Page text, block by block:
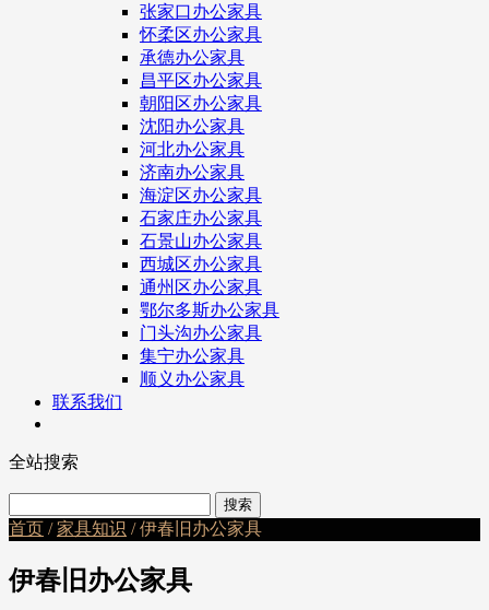
张家口办公家具
怀柔区办公家具
承德办公家具
昌平区办公家具
朝阳区办公家具
沈阳办公家具
河北办公家具
济南办公家具
海淀区办公家具
石家庄办公家具
石景山办公家具
西城区办公家具
通州区办公家具
鄂尔多斯办公家具
门头沟办公家具
集宁办公家具
顺义办公家具
联系我们
全站搜索
首页 /家具知识 / 伊春旧办公家具
伊春旧办公家具